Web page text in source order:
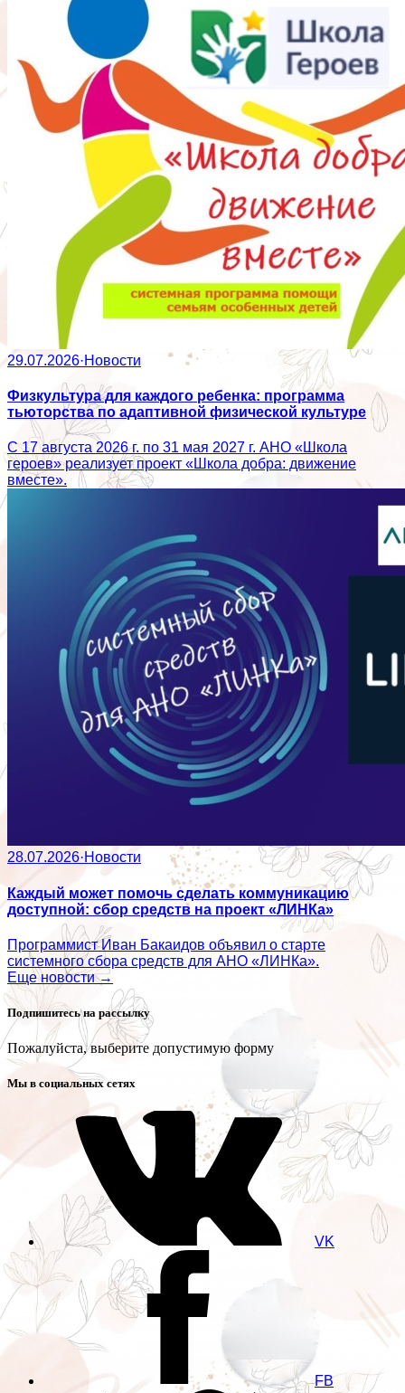
29.07.2026·Новости
Физкультура для каждого ребенка: программа
тьюторства по адаптивной физической культуре
С 17 августа 2026 г. по 31 мая 2027 г. АНО «Школа
героев» реализует проект «Школа добра: движение
вместе».
28.07.2026·Новости
Каждый может помочь сделать коммуникацию
доступной: сбор средств на проект «ЛИНКа»
Программист Иван Бакаидов объявил о старте
системного сбора средств для АНО «ЛИНКа».
Еще новости →
Подпишитесь на рассылку
Пожалуйста, выберите допустимую форму
Мы в социальных сетях
VK
FB